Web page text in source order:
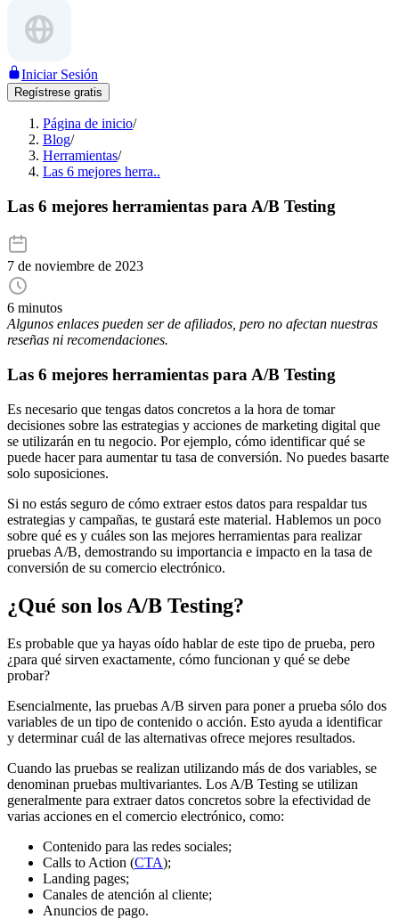
Iniciar Sesión
Regístrese gratis
Página de inicio/
Blog/
Herramientas/
Las 6 mejores herra..
Las 6 mejores herramientas para A/B Testing
7 de noviembre de 2023
6 minutos
Algunos enlaces pueden ser de afiliados, pero no afectan nuestras
reseñas ni recomendaciones.
Las 6 mejores herramientas para A/B Testing
Es necesario que tengas datos concretos a la hora de tomar
decisiones sobre las estrategias y acciones de marketing digital que
se utilizarán en tu negocio. Por ejemplo, cómo identificar qué se
puede hacer para aumentar tu tasa de conversión. No puedes basarte
solo suposiciones.
Si no estás seguro de cómo extraer estos datos para respaldar tus
estrategias y campañas, te gustará este material. Hablemos un poco
sobre qué es y cuáles son las mejores herramientas para realizar
pruebas A/B, demostrando su importancia e impacto en la tasa de
conversión de su comercio electrónico.
¿Qué son los A/B Testing?
Es probable que ya hayas oído hablar de este tipo de prueba, pero
¿para qué sirven exactamente, cómo funcionan y qué se debe
probar?
Esencialmente, las pruebas A/B sirven para poner a prueba sólo dos
variables de un tipo de contenido o acción. Esto ayuda a identificar
y determinar cuál de las alternativas ofrece mejores resultados.
Cuando las pruebas se realizan utilizando más de dos variables, se
denominan pruebas multivariantes. Los A/B Testing se utilizan
generalmente para extraer datos concretos sobre la efectividad de
varias acciones en el comercio electrónico, como:
Contenido para las redes sociales;
Calls to Action (CTA);
Landing pages;
Canales de atención al cliente;
Anuncios de pago.